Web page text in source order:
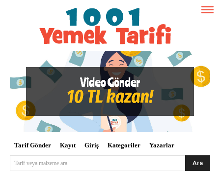
Tarif Gönder Kayıt Giriş Kategoriler Yazarlar
Tarif veya malzeme ara Ara